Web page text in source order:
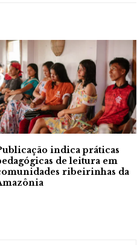
indica práticas
de leitura em
ribeirinhas da